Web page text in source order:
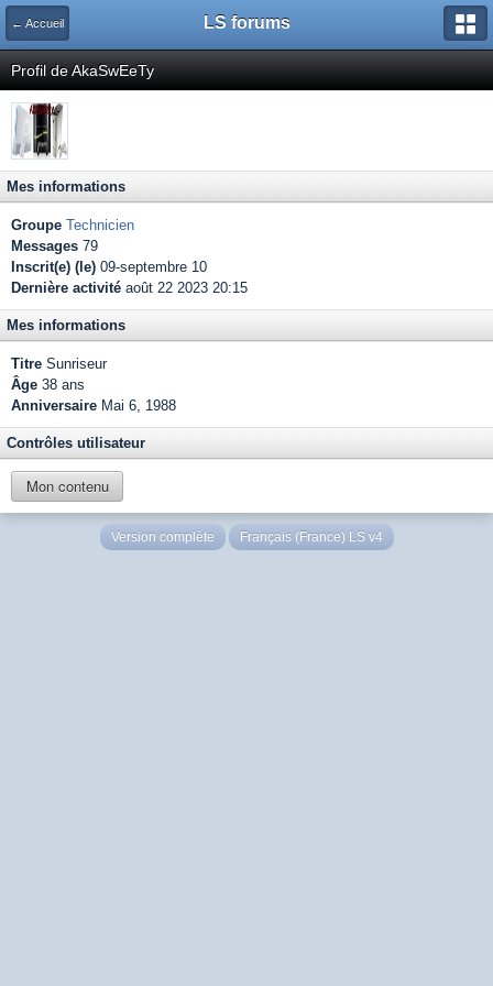
← Accueil LS forums
Profil de AkaSwEeTy
Mes informations
Groupe Technicien
Messages 79
Inscrit(e) (le) 09-septembre 10
Dernière activité août 22 2023 20:15
Mes informations
Titre Sunriseur
Âge 38 ans
Anniversaire Mai 6, 1988
Contrôles utilisateur
Mon contenu
Version complète Français (France) LS v4